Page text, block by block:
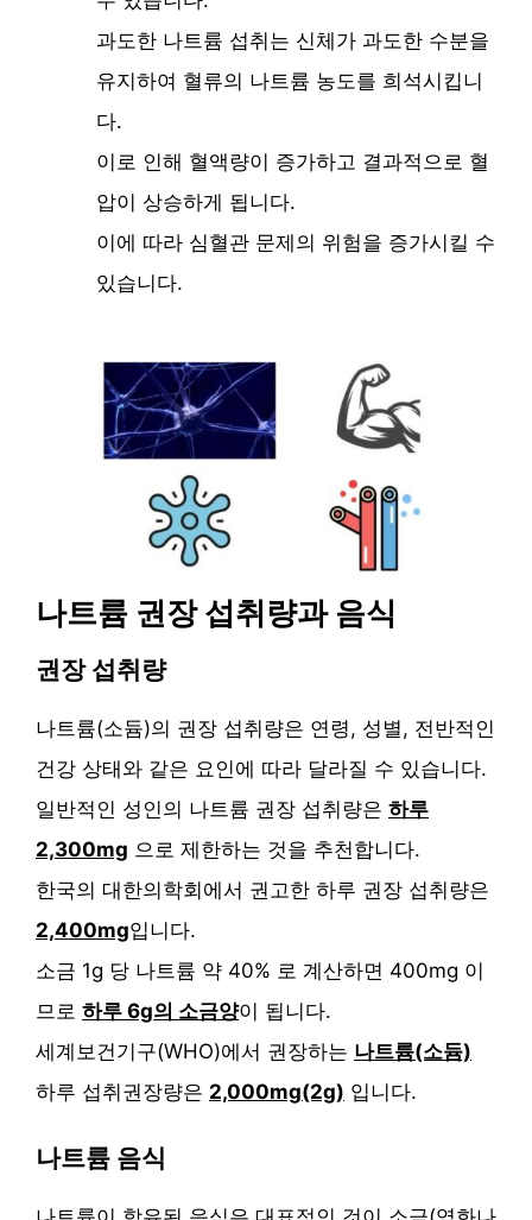
과도한 나트륨 섭취는 신체가 과도한 수분을
유지하여 혈류의 나트륨 농도를 희석시킵니
다.
이로 인해 혈액량이 증가하고 결과적으로 혈
압이 상승하게 됩니다.
이에 따라 심혈관 문제의 위험을 증가시킬 수
있습니다.
나트륨 권장 섭취량과 음식
권장 섭취량
나트륨(소듐)의 권장 섭취량은 연령, 성별, 전반적인
건강 상태와 같은 요인에 따라 달라질 수 있습니다.
일반적인 성인의 나트륨 권장 섭취량은 하루
2,300mg 으로 제한하는 것을 추천합니다.
한국의 대한의학회에서 권고한 하루 권장 섭취량은
2,400mg입니다.
소금 1g 당 나트륨 약 40% 로 계산하면 400mg 이
므로 하루 6g의 소금양이 됩니다.
세계보건기구(WHO)에서 권장하는 나트륨(소듐)
하루 섭취권장량은 2,000mg(2g) 입니다.
나트륨 음식